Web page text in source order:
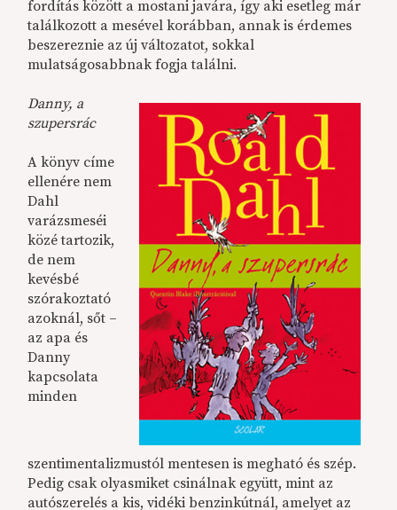
fordítás között a mostani javára, így aki esetleg már
találkozott a mesével korábban, annak is érdemes
beszereznie az új változatot, sokkal
mulatságosabbnak fogja találni.
Danny, a
szupersrác
A könyv címe
ellenére nem
Dahl
varázsmeséi
közé tartozik,
de nem
kevésbé
szórakoztató
azoknál, sőt –
az apa és
Danny
kapcsolata
minden
szentimentalizmustól mentesen is megható és szép.
Pedig csak olyasmiket csinálnak együtt, mint az
autószerelés a kis, vidéki benzinkútnál, amelyet az